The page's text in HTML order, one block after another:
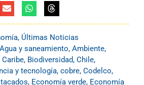
, Últimas Noticias
Agua y saneamiento, Ambiente,
, Biodiversidad, Chile,
y tecnología, cobre, Codelco,
, Economía verde, Economía